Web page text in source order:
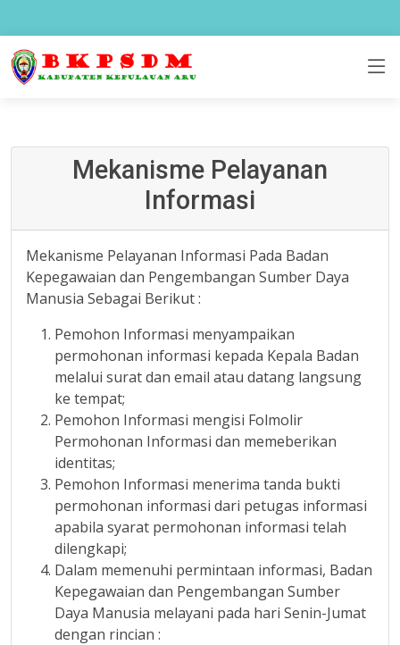
Mekanisme Pelayanan
Informasi
Mekanisme Pelayanan Informasi Pada Badan
Kepegawaian dan Pengembangan Sumber Daya
Manusia Sebagai Berikut :
Pemohon Informasi menyampaikan
permohonan informasi kepada Kepala Badan
melalui surat dan email atau datang langsung
ke tempat;
Pemohon Informasi mengisi Folmolir
Permohonan Informasi dan memeberikan
identitas;
Pemohon Informasi menerima tanda bukti
permohonan informasi dari petugas informasi
apabila syarat permohonan informasi telah
dilengkapi;
Dalam memenuhi permintaan informasi, Badan
Kepegawaian dan Pengembangan Sumber
Daya Manusia melayani pada hari Senin-Jumat
dengan rincian :